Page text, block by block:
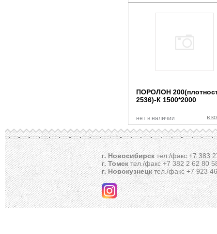
ПОРОЛОН
2536)-К 1500*2000
в
нет в наличии
г. Новосибирсктел./факс +7 383
г. Томсктел./факс +7 382 2 62 80
г. Новокузнецктел./факс +7 923